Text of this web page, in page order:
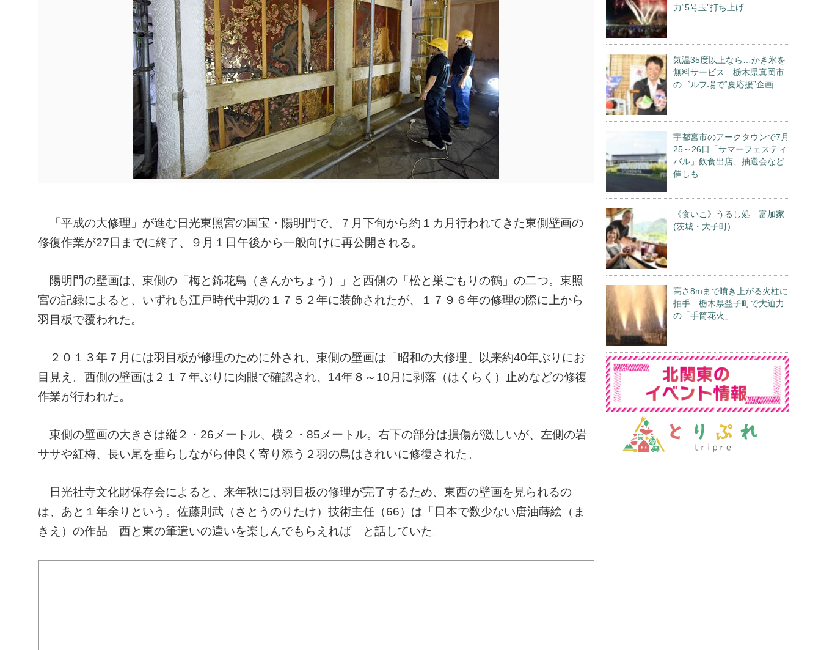
「平成の大修理」が進む日光東照宮の国宝・陽明門で、７月下旬から約１カ月行われてきた東側壁画の
修復作業が27日までに終了、９月１日午後から一般向けに再公開される。
陽明門の壁画は、東側の「梅と錦花鳥（きんかちょう）」と西側の「松と巣ごもりの鶴」の二つ。東照
宮の記録によると、いずれも江戸時代中期の１７５２年に装飾されたが、１７９６年の修理の際に上から
羽目板で覆われた。
２０１３年７月には羽目板が修理のために外され、東側の壁画は「昭和の大修理」以来約40年ぶりにお
目見え。西側の壁画は２１７年ぶりに肉眼で確認され、14年８～10月に剥落（はくらく）止めなどの修復
作業が行われた。
東側の壁画の大きさは縦２・26メートル、横２・85メートル。右下の部分は損傷が激しいが、左側の岩
ササや紅梅、長い尾を垂らしながら仲良く寄り添う２羽の鳥はきれいに修復された。
日光社寺文化財保存会によると、来年秋には羽目板の修理が完了するため、東西の壁画を見られるの
は、あと１年余りという。佐藤則武（さとうのりたけ）技術主任（66）は「日本で数少ない唐油蒔絵（ま
きえ）の作品。西と東の筆遣いの違いを楽しんでもらえれば」と話していた。
力“5号玉”打ち上げ
気温35度以上なら…かき氷を
無料サービス 栃木県真岡市
のゴルフ場で“夏応援”企画
宇都宮市のアークタウンで7月
25～26日「サマーフェスティ
バル」飲食出店、抽選会など
催しも
《食いこ》うるし処 富加家
(茨城・大子町)
高さ8mまで噴き上がる火柱に
拍手 栃木県益子町で大迫力
の「手筒花火」